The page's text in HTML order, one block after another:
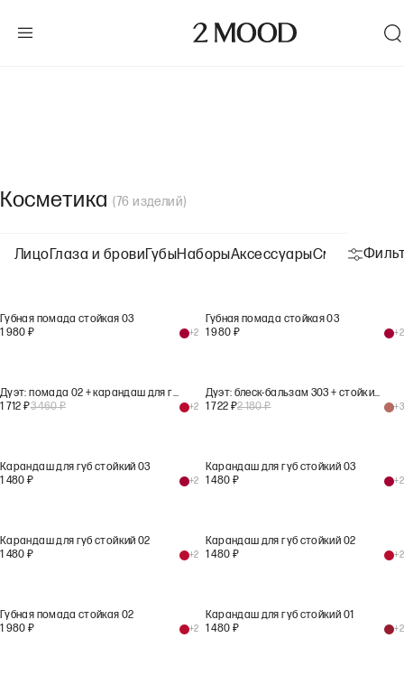
Косметика ( 76 изделий)
Лицо Глаза и брови ГубыНаборыАксессуарыСмотреть
Губная помада стойкая 03
1 980 ₽ +2
Губная помада стойкая 03
1 980 ₽ +2
Дуэт: помада 02 + карандаш для губ 02
1 712 ₽3 460₽ +2
Дуэт: блеск-бальзам 303 + стойкий карандаш 203
1 722 ₽2 180₽ +3
Карандаш для губ стойкий 03
1 480 ₽ +2
Карандаш для губ стойкий 03
1 480 ₽ +2
Карандаш для губ стойкий 02
1 480 ₽ +2
Карандаш для губ стойкий 02
1 480 ₽ +2
Губная помада стойкая 02
1 980 ₽ +2
Карандаш для губ стойкий 01
1 480 ₽ +2